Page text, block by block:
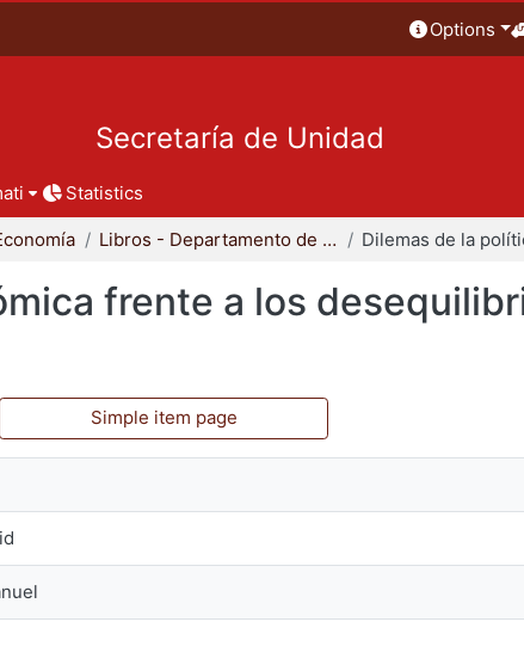
Options
Secretaría de Unidad
Statistics
Libros - Departamento de Economía
frente a los
Simple item page